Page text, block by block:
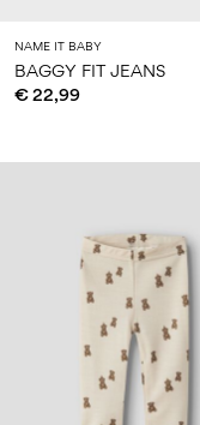
NAME IT BABY
BAGGY FIT JEANS
€ 22,99